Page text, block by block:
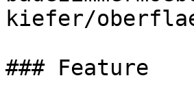
kiefer/
### Feature